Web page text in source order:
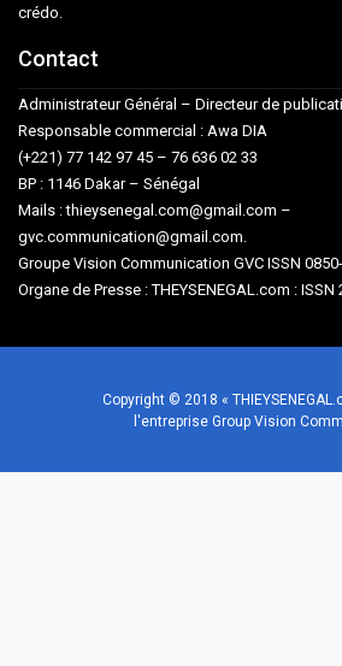
crédo.
Contact
Administrateur Général – Directeur de
Responsable commercial : Awa DIA
(+221) 77 142 97 45 – 76 636 02 33
BP : 1146 Dakar – Sénégal
Mails : thieysenegal.com@gmail.com –
gvc.communication@gmail.com.
Groupe Vision Communication GVC ISSN
Organe de Presse : THEYSENEGAL.com : ISSN
Copyright © 2018 «
l'entreprise Group Vision